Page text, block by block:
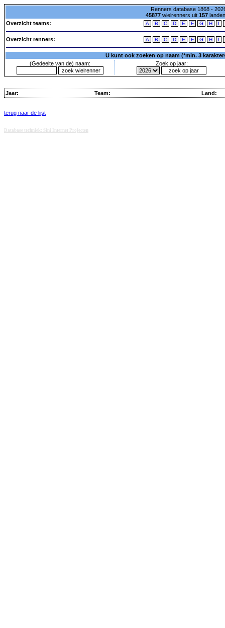
Renners database 1868 -
45877wielrenners uit 157
Overzicht teams:
A B C D E F G H I
Overzicht renners: A B C D E F G H I
U kunt ook zoeken op naam (*min. 3
(Gedeelte van de) naam:
Zoek op jaar:
Jaar: Team: Land:
terug naar de lijst
Database techniek: Sini Internet Projecten